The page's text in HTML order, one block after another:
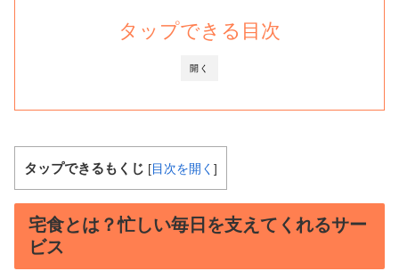
開く
タップできる目次
タップできるもくじ [ 目次を開く ]
宅食とは？忙しい毎日を支えてくれるサー
ビス